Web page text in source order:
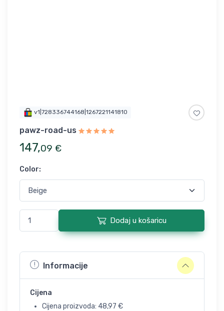
v1|728336744168|1267221141810
pawz-road-us
147,09 €
Color:
Dodaj u košaricu
Informacije
Cijena
Cijena proizvoda: 48,97 €